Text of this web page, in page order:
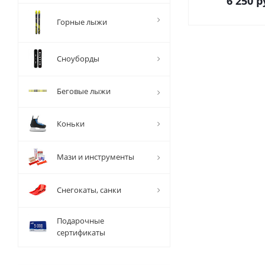
Горные лыжи
Сноуборды
Беговые лыжи
Коньки
Мази и инструменты
Снегокаты, санки
Подарочные
сертификаты